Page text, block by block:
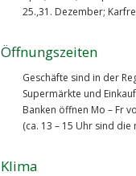
25.,31. Dezember;
Öffnungszeiten
Geschäfte sind in der
Supermärkte und
Banken öffnen Mo – Fr
(ca. 13 – 15 Uhr sind die
Klima